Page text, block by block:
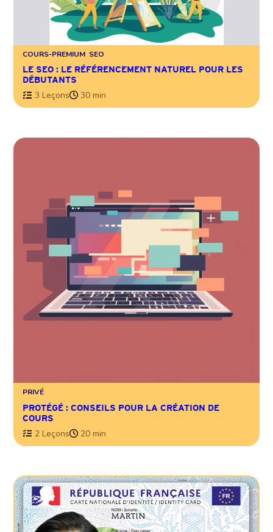
COURS-PREMIUM SEO
LE SEO : LE RÉFÉRENCEMENT NATUREL POUR LES
DÉBUTANTS
3 Leçons 30 min
PRIVÉ
PROTÉGÉ : CONSEILS POUR LA CRÉATION DE
COURS
2 Leçons 20 min